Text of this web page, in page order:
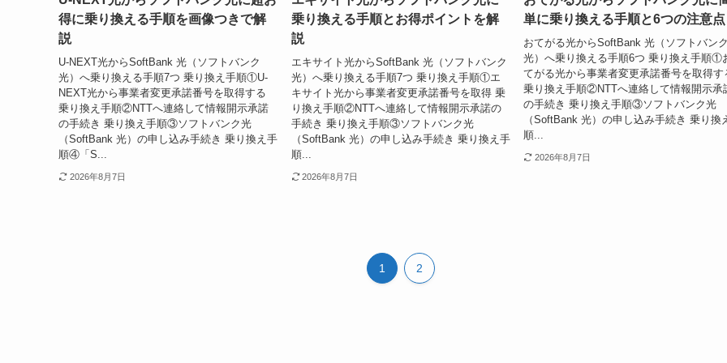
得に乗り換える手順を画像つきで解
説
U-NEXT光からSoftBank 光（ソフトバンク
光）へ乗り換える手順7つ 乗り換え手順①U-
NEXT光から事業者変更承諾番号を取得する
乗り換え手順②NTTへ連絡して情報開示承諾
の手続き 乗り換え手順③ソフトバンク光
（SoftBank 光）の申し込み手続き 乗り換え手
順④「S...
2026年8月7日
乗り換える手順とお得ポイントを解
説
エキサイト光からSoftBank 光（ソフトバンク
光）へ乗り換える手順7つ 乗り換え手順①エ
キサイト光から事業者変更承諾番号を取得 乗
り換え手順②NTTへ連絡して情報開示承諾の
手続き 乗り換え手順③ソフトバンク光
（SoftBank 光）の申し込み手続き 乗り換え手
順...
2026年8月7日
単に乗り換える手順と6つの注意点
おてがる光からSoftBank 光（ソフトバンク
光）へ乗り換える手順6つ 乗り換え手順①
てがる光から事業者変更承諾番号を取得す
乗り換え手順②NTTへ連絡して情報開示承
の手続き 乗り換え手順③ソフトバンク光
（SoftBank 光）の申し込み手続き 乗り換
順...
2026年8月7日
1 2